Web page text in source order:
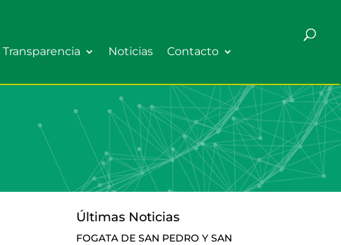
Transparencia Noticias Contacto
Últimas Noticias
FOGATA DE SAN PEDRO Y SAN